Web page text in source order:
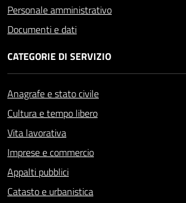
Personale amministrativo
Documenti e dati
CATEGORIE DI SERVIZIO
Anagrafe e stato civile
Cultura e tempo libero
Vita lavorativa
Imprese e commercio
Appalti pubblici
Catasto e urbanistica